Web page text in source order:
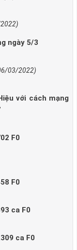
ngày 5/3
03/2022)
với cách mạng
F0
F0
ca F0
ca F0